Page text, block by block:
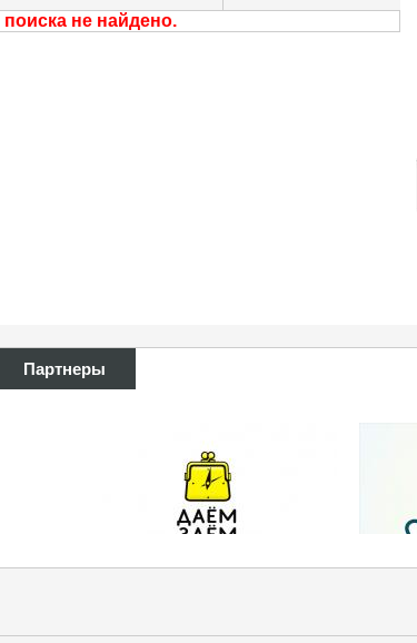
не найдено.
Партнеры